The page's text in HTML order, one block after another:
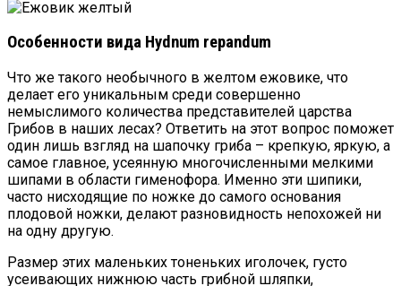
Особенности вида Hydnum repandum
Что же такого необычного в желтом ежовике, что
делает его уникальным среди совершенно
немыслимого количества представителей царства
Грибов в наших лесах? Ответить на этот вопрос поможет
один лишь взгляд на шапочку гриба – крепкую, яркую, а
самое главное, усеянную многочисленными мелкими
шипами в области гименофора. Именно эти шипики,
часто нисходящие по ножке до самого основания
плодовой ножки, делают разновидность непохожей ни
на одну другую.
Размер этих маленьких тоненьких иголочек, густо
усеивающих нижнюю часть грибной шляпки,